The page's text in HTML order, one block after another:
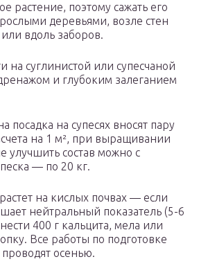
растение, поэтому сажать его
деревьями, возле стен
вдоль заборов.
на суглинистой или супесчаной
и глубоким залеганием
посадка на супесях вносят пару
на 1 м², при выращивании
улучшить состав можно с
— по 20 кг.
на кислых почвах — если
нейтральный показатель (5-6
400 г кальцита, мела или
Все работы по подготовке
проводят осенью.